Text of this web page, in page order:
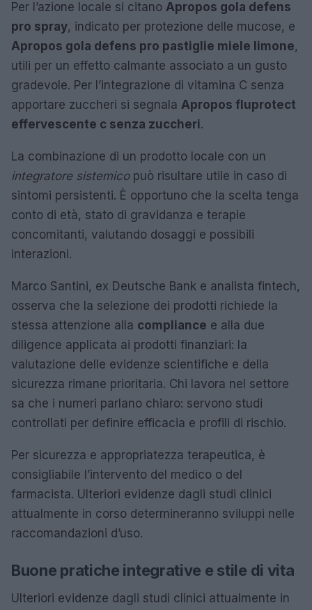
Per l’azione locale si citano Apropos gola defens
pro spray, indicato per protezione delle mucose, e
Apropos gola defens pro pastiglie miele limone,
utili per un effetto calmante associato a un gusto
gradevole. Per l’integrazione di vitamina C senza
apportare zuccheri si segnala Apropos fluprotect
effervescente c senza zuccheri.
La combinazione di un prodotto locale con un
integratore sistemicopuò risultare utile in caso di
sintomi persistenti. È opportuno che la scelta tenga
conto di età, stato di gravidanza e terapie
concomitanti, valutando dosaggi e possibili
interazioni.
Marco Santini, ex Deutsche Bank e analista fintech,
osserva che la selezione dei prodotti richiede la
stessa attenzione alla compliance e alla due
diligence applicata ai prodotti finanziari: la
valutazione delle evidenze scientifiche e della
sicurezza rimane prioritaria. Chi lavora nel settore
sa che i numeri parlano chiaro: servono studi
controllati per definire efficacia e profili di rischio.
Per sicurezza e appropriatezza terapeutica, è
consigliabile l’intervento del medico o del
farmacista. Ulteriori evidenze dagli studi clinici
attualmente in corso determineranno sviluppi nelle
raccomandazioni d’uso.
Buone pratiche integrative e stile di vita
Ulteriori evidenze dagli studi clinici attualmente in